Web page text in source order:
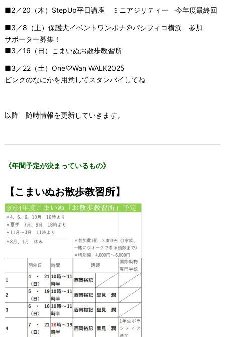
■2／20（木）StepUp平日講座 ミニアジリティー 今年度最終回
■3／8（土）保護犬イベントワンボナ＠パシフィコ横浜 参加
サポーター募集！
■3／16（日）こまいぬお散歩教習所
■3／22（土）One♡Wan WALK2025
ピンクのなにかを用意してスタンバイしてね
以降 随時情報を更新していきます。
《年間予定が決まっているもの》
【こまいぬお散歩教習所】